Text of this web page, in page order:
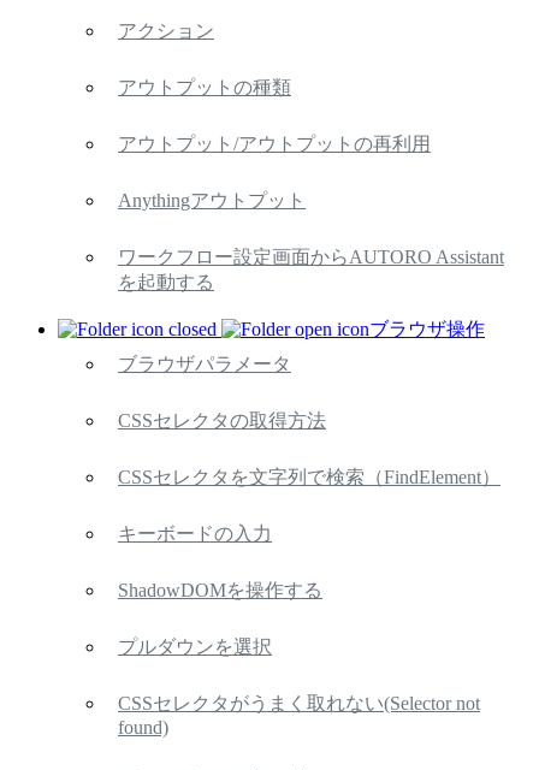
アクション
アウトプットの種類
アウトプット/アウトプットの再利用
Anythingアウトプット
ワークフロー設定画面からAUTORO Assistant
を起動する
ブラウザ操作
ブラウザパラメータ
CSSセレクタの取得方法
CSSセレクタを文字列で検索（FindElement）
キーボードの入力
ShadowDOMを操作する
プルダウンを選択
CSSセレクタがうまく取れない(Selector not
found)